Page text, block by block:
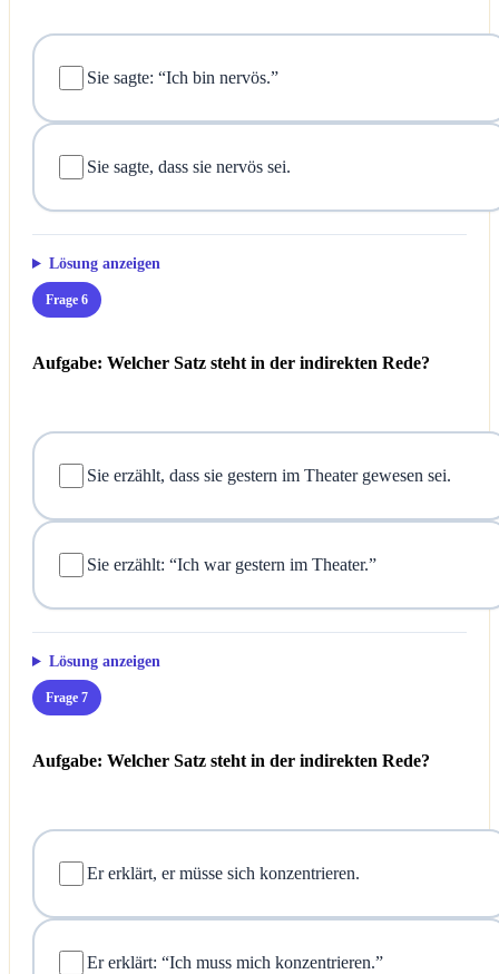
Sie sagte: “Ich bin nervös.”
Sie sagte, dass sie nervös sei.
Lösung anzeigen
Frage 6
Aufgabe: Welcher Satz steht in der indirekten Rede?
Sie erzählt, dass sie gestern im Theater gewesen sei.
Sie erzählt: “Ich war gestern im Theater.”
Lösung anzeigen
Frage 7
Aufgabe: Welcher Satz steht in der indirekten Rede?
Er erklärt, er müsse sich konzentrieren.
Er erklärt: “Ich muss mich konzentrieren.”